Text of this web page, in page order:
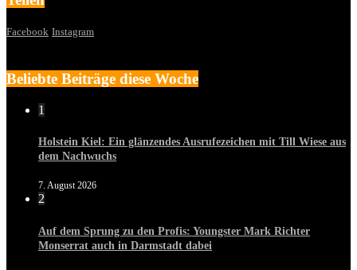
Facebook Instagram
Beliebte Beiträge diese Woche
1
Holstein Kiel: Ein glänzendes Ausrufezeichen mit Till Wiese aus
dem Nachwuchs
7. August 2026
2
Auf dem Sprung zu den Profis: Youngster Mark Richter
Monserrat auch in Darmstadt dabei